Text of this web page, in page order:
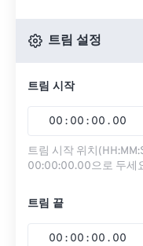
트림 설정
트림 시작
00 : 00 : 00 . 00
트림 시작 위치
00:00:00.00으로 두세
트림 끝
00 : 00 : 00 . 00